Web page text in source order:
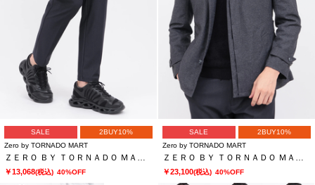
SALE
2BUY10%
Zero by TORNADO MART
￥13,068(税込) 40%OFF
SALE
2BUY10%
Zero by TORNADO MART
￥23,100(税込) 40%OFF